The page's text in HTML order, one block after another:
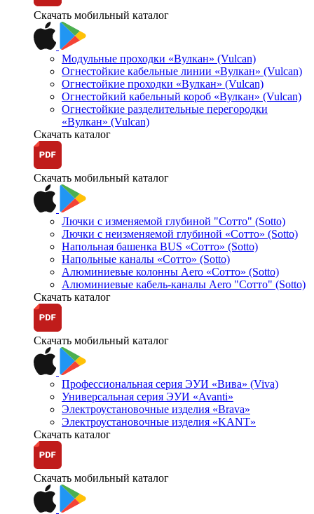
Скачать мобильный каталог
Модульные проходки «Вулкан» (Vulcan)
Огнестойкие кабельные линии «Вулкан» (Vulcan)
Огнестойкие проходки «Вулкан» (Vulcan)
Огнестойкий кабельный короб «Вулкан» (Vulcan)
Огнестойкие разделительные перегородки
«Вулкан» (Vulcan)
Скачать каталог
Скачать мобильный каталог
Лючки с изменяемой глубиной "Сотто" (Sotto)
Лючки с неизменяемой глубиной «Сотто» (Sotto)
Напольная башенка BUS «Сотто» (Sotto)
Напольные каналы «Сотто» (Sotto)
Алюминиевые колонны Aero «Сотто» (Sotto)
Алюминиевые кабель-каналы Aero "Сотто" (Sotto)
Скачать каталог
Скачать мобильный каталог
Профессиональная серия ЭУИ «Вива» (Viva)
Универсальная серия ЭУИ «Avanti»
Электроустановочные изделия «Brava»
Электроустановочные изделия «KANT»
Скачать каталог
Скачать мобильный каталог